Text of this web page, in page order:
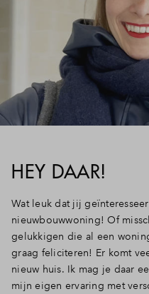
HEY DAAR!
Wat leuk dat jij
nieuwbouwwoning! Of
gelukkigen die al een
graag feliciteren! Er komt
nieuw huis. Ik mag je daar
mijn eigen ervaring met